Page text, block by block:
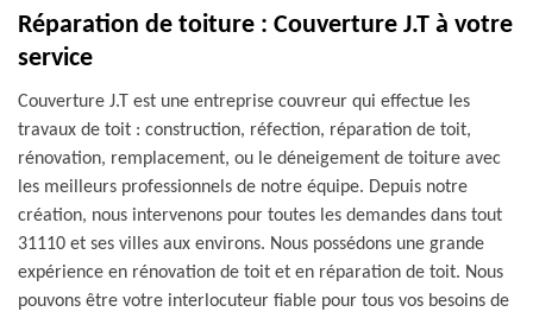
Réparation de toiture : Couverture J.T à votre
service
Couverture J.T est une entreprise couvreur qui effectue les
travaux de toit : construction, réfection, réparation de toit,
rénovation, remplacement, ou le déneigement de toiture avec
les meilleurs professionnels de notre équipe. Depuis notre
création, nous intervenons pour toutes les demandes dans tout
31110 et ses villes aux environs. Nous possédons une grande
expérience en rénovation de toit et en réparation de toit. Nous
pouvons être votre interlocuteur fiable pour tous vos besoins de